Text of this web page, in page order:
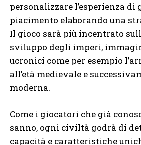
personalizzare l’esperienza di
piacimento elaborando una
Il gioco sarà più incentrato
sviluppo degli imperi,
ucronici come per esempio
all’età medievale e
moderna.
Come i giocatori che già
sanno, ogni civiltà godrà di
capacità e caratteristiche